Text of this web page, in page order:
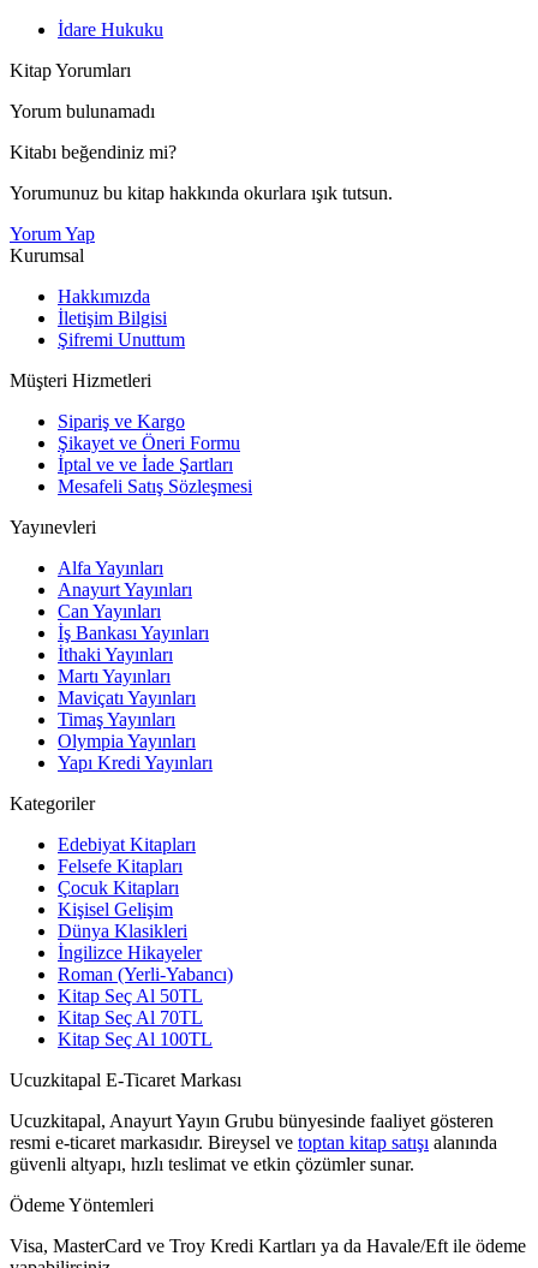
İdare Hukuku
Kitap Yorumları
Yorum bulunamadı
Kitabı beğendiniz mi?
Yorumunuz bu kitap hakkında okurlara ışık tutsun.
Yorum Yap
Kurumsal
Hakkımızda
İletişim Bilgisi
Şifremi Unuttum
Müşteri Hizmetleri
Sipariş ve Kargo
Şikayet ve Öneri Formu
İptal ve ve İade Şartları
Mesafeli Satış Sözleşmesi
Yayınevleri
Alfa Yayınları
Anayurt Yayınları
Can Yayınları
İş Bankası Yayınları
İthaki Yayınları
Martı Yayınları
Maviçatı Yayınları
Timaş Yayınları
Olympia Yayınları
Yapı Kredi Yayınları
Kategoriler
Edebiyat Kitapları
Felsefe Kitapları
Çocuk Kitapları
Kişisel Gelişim
Dünya Klasikleri
İngilizce Hikayeler
Roman (Yerli-Yabancı)
Kitap Seç Al 50TL
Kitap Seç Al 70TL
Kitap Seç Al 100TL
Ucuzkitapal E-Ticaret Markası
Ucuzkitapal, Anayurt Yayın Grubu bünyesinde faaliyet gösteren
resmi e-ticaret markasıdır. Bireysel ve toptan kitap satışı alanında
güvenli altyapı, hızlı teslimat ve etkin çözümler sunar.
Ödeme Yöntemleri
Visa, MasterCard ve Troy Kredi Kartları ya da Havale/Eft ile ödeme